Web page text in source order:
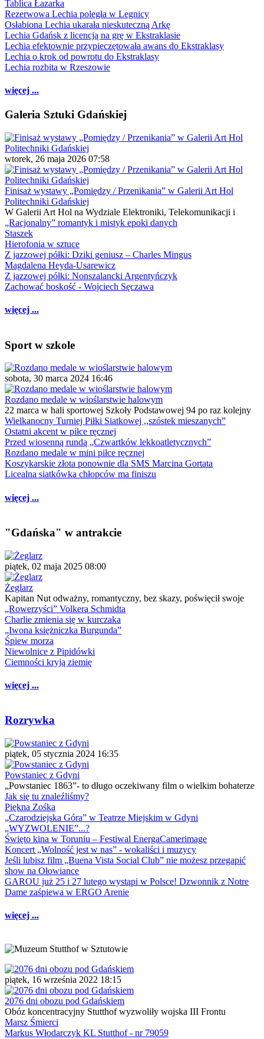
Tablica Łazarka
Rezerwowa Lechia poległa w Legnicy
Osłabiona Lechia ukarała nieskuteczną Arkę
Lechia Gdańsk z licencją na grę w Ekstraklasie
Lechia efektownie przypieczętowała awans do Ekstraklasy
Lechia o krok od powrotu do Ekstraklasy
Lechia rozbita w Rzeszowie
więcej ...
Galeria Sztuki Gdańskiej
wtorek, 26 maja 2026 07:58
Finisaż wystawy „Pomiędzy / Przenikania” w Galerii Art Hol
Politechniki Gdańskiej
W Galerii Art Hol na Wydziale Elektroniki, Telekomunikacji i
„Racjonalny” romantyk i mistyk epoki danych
Staszek
Hierofonia w sztuce
Z jazzowej półki: Dziki geniusz – Charles Mingus
Magdalena Heyda-Usarewicz
Z jazzowej półki: Nonszalancki Argentyńczyk
Zachować boskość - Wojciech Sęczawa
więcej ...
Sport w szkole
sobota, 30 marca 2024 16:46
Rozdano medale w wioślarstwie halowym
22 marca w hali sportowej Szkoły Podstawowej 94 po raz kolejny
Wielkanocny Turniej Piłki Siatkowej ,,szóstek mieszanych”
Ostatni akcent w piłce ręcznej
Przed wiosenną rundą „Czwartków lekkoatletycznych”
Rozdano medale w mini piłce ręcznej
Koszykarskie złota ponownie dla SMS Marcina Gortata
Licealna siatkówka chłopców ma finiszu
więcej ...
"Gdańska" w antrakcie
piątek, 02 maja 2025 08:00
Żeglarz
Kapitan Nut odważny, romantyczny, bez skazy, poświęcił swoje
„Rowerzyści” Volkera Schmidta
Charlie zmienia się w kurczaka
„Iwona księżniczka Burgunda”
Śpiew morza
Niewolnice z Pipidówki
Ciemności kryją ziemię
więcej ...
Rozrywka
piątek, 05 stycznia 2024 16:35
Powstaniec z Gdyni
„Powstaniec 1863”- to długo oczekiwany film o wielkim bohaterze
Jak się tu znaleźliśmy?
Piękna Zośka
„Czarodziejska Góra” w Teatrze Miejskim w Gdyni
„WYZWOLENIE”...?
Święto kina w Toruniu – Festiwal EnergaCamerimage
Koncert „Wolność jest w nas” - wokaliści i muzycy
Jeśli lubisz film „Buena Vista Social Club” nie możesz przegapić
show na Ołowiance
GAROU już 25 i 27 lutego wystąpi w Polsce! Dzwonnik z Notre
Dame zaśpiewa w ERGO Arenie
więcej ...
piątek, 16 września 2022 18:15
2076 dni obozu pod Gdańskiem
Obóz koncentracyjny Stutthof wyzwoliły wojska III Frontu
Marsz Śmierci
Markus Włodarczyk KL Stutthof - nr 79059